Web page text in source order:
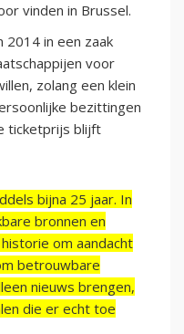
vinden in Brussel.
2014 in een zaak
voor
zolang een klein
bezittingen
ticketprijs blijft
bijna 25 jaar. In
bronnen en
om aandacht
betrouwbare
nieuws brengen,
die er echt toe